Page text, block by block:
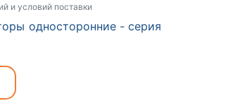
и условий поставки
односторонние - серия